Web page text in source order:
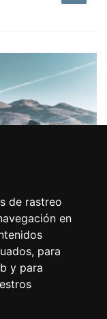
de rastreo
en
para
y para
River near
Shrine of San